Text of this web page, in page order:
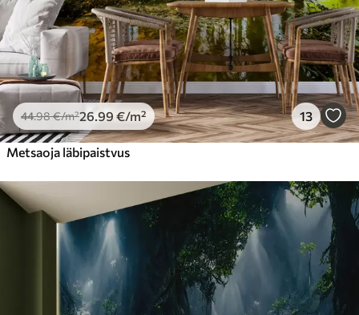
44.98€/m²26.99 €/m² 13
Metsaoja läbipaistvus